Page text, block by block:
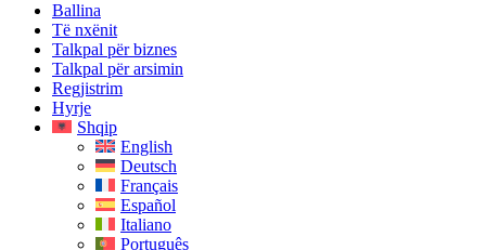
Ballina
Të nxënit
Talkpal për biznes
Talkpal për arsimin
Regjistrim
Hyrje
Shqip
English
Deutsch
Français
Español
Italiano
Português